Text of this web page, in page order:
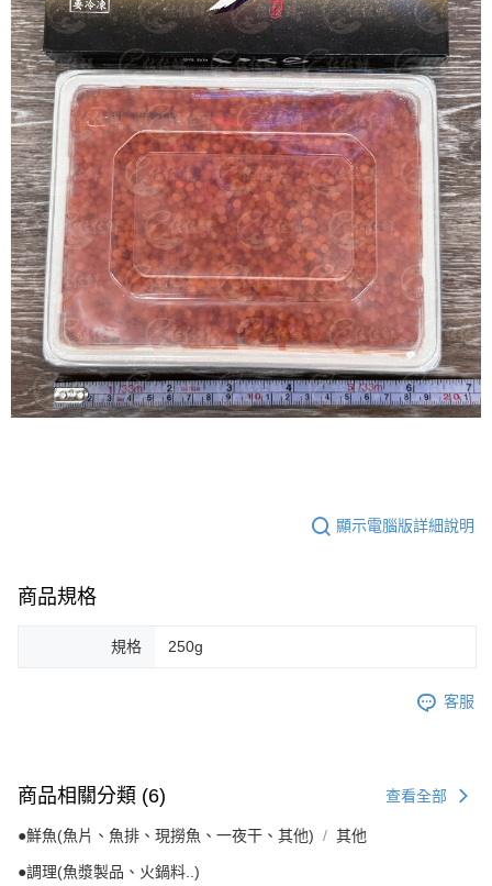
顯示電腦版詳細說明
商品規格
規格 250g
客服
商品相關分類 (6) 查看全部
●鮮魚(魚片、魚排、現撈魚、一夜干、其他) 其他
●調理(魚漿製品、火鍋料..)